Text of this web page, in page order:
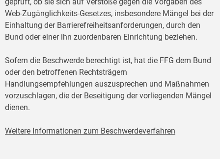
geprüft, ob sie sich auf Verstöße gegen die Vorgaben des
Web-Zugänglichkeits-Gesetzes, insbesondere Mängel bei der
Einhaltung der Barrierefreiheitsanforderungen, durch den
Bund oder einer ihn zuordenbaren Einrichtung beziehen.
Sofern die Beschwerde berechtigt ist, hat die FFG dem Bund
oder den betroffenen Rechtsträgern
Handlungsempfehlungen auszusprechen und Maßnahmen
vorzuschlagen, die der Beseitigung der vorliegenden Mängel
dienen.
Weitere Informationen zum Beschwerdeverfahren